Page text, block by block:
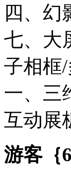
四、幻
七、大
子相框
一、三
互动展
游客｛